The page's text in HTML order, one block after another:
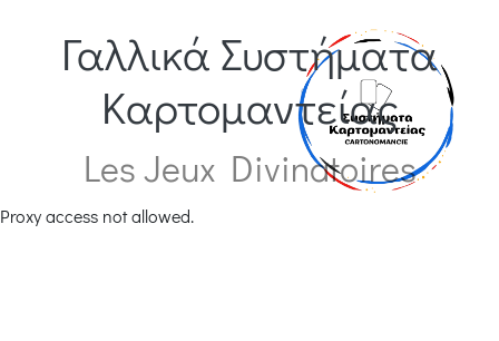
Γαλλικά Συστήματα
Καρτομαντείας
Les Jeux Divinatoires
Proxy access not allowed.